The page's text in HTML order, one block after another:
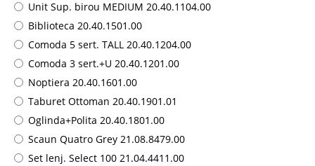
Unit Sup. birou MEDIUM 20.40.1104.00
Biblioteca 20.40.1501.00
Comoda 5 sert. TALL 20.40.1204.00
Comoda 3 sert.+U 20.40.1201.00
Noptiera 20.40.1601.00
Taburet Ottoman 20.40.1901.01
Oglinda+Polita 20.40.1801.00
Scaun Quatro Grey 21.08.8479.00
Set lenj. Select 100 21.04.4411.00